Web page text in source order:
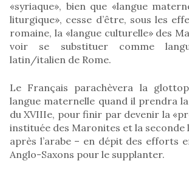
«syriaque», bien que «langue
liturgique», cesse d’être, sous les
romaine, la «langue culturelle» des
voir se substituer comme
latin/italien de Rome.
Le Français parachèvera la
langue maternelle quand il prendra
du XVIIIe, pour finir par devenir la
instituée des Maronites et la seconde
après l’arabe – en dépit des efforts
Anglo-Saxons pour le supplanter.